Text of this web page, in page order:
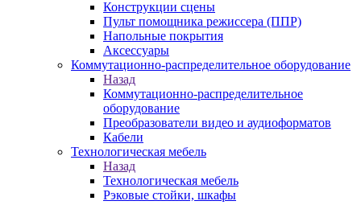
Конструкции сцены
Пульт помощника режиссера (ППР)
Напольные покрытия
Аксессуары
Коммутационно-распределительное оборудование
Назад
Коммутационно-распределительное
оборудование
Преобразователи видео и аудиоформатов
Кабели
Технологическая мебель
Назад
Технологическая мебель
Рэковые стойки, шкафы